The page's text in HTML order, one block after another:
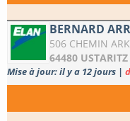
BERNARD
506 CHEMIN
64480 USTARITZ
Mise à jour: il y a 12 jours |